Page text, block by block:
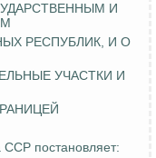
И
РЕСПУБЛИК, И О
УЧАСТКИ И
постановляет: